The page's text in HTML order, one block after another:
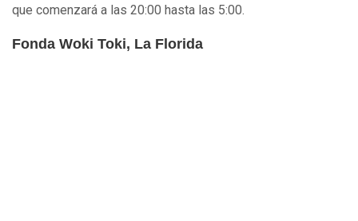
que comenzará a las 20:00 hasta las 5:00.
Fonda Woki Toki, La Florida